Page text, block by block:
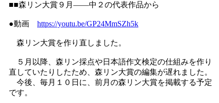
■■森リン大賞９月――中２の代表作品から
●動画 https://youtu.be/GP24MmSZh5k
森リン大賞を作り直しました。
５月以降、森リン採点や日本語作文検定の仕組みを作り
直していたりしたため、森リン大賞の編集が遅れました。
今後、毎月１０日に、前月の森リン大賞を掲載する予定
です。